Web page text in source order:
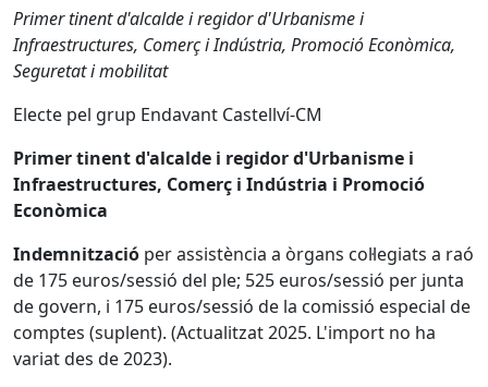
Primer tinent d'alcalde i regidor d'Urbanisme i
Infraestructures, Comerç i Indústria, Promoció Econòmica,
Seguretat i mobilitat
Electe pel grup Endavant Castellví-CM
Primer tinent d'alcalde i regidor d'Urbanisme i
Infraestructures, Comerç i Indústria i Promoció
Econòmica
Indemnització per assistència a òrgans col·legiats a raó
de 175 euros/sessió del ple; 525 euros/sessió per junta
de govern, i 175 euros/sessió de la comissió especial de
comptes (suplent). (Actualitzat 2025. L'import no ha
variat des de 2023).